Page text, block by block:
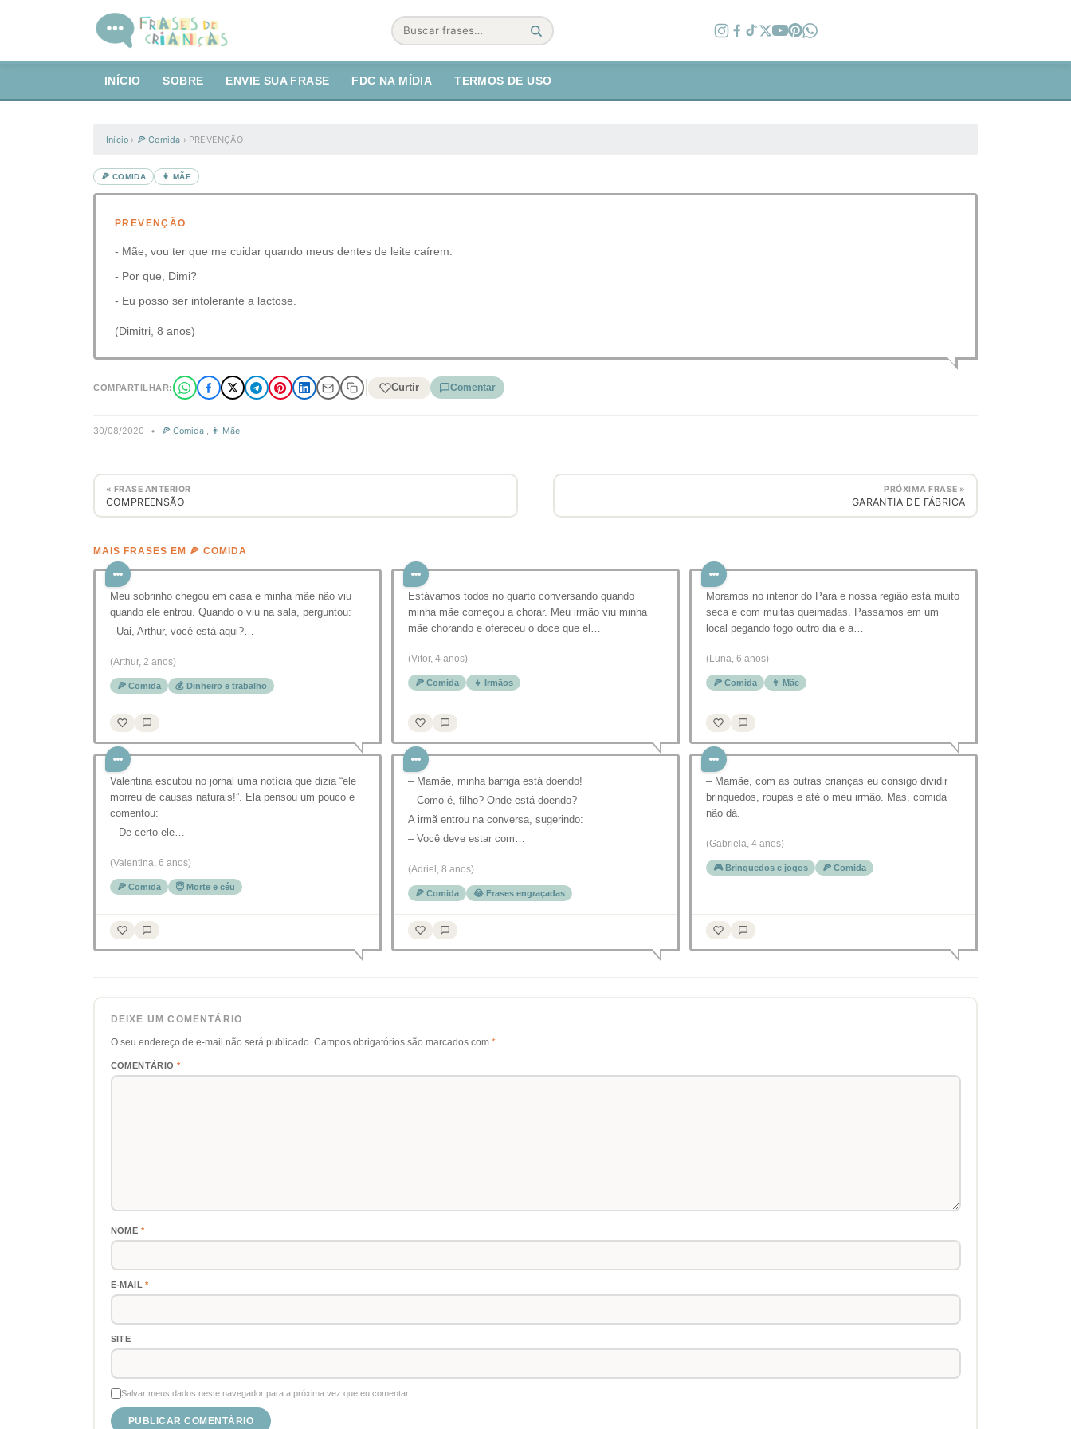
Buscar
INÍCIO SOBRE ENVIE SUA FRASE FDC NA MÍDIA TERMOS DE USO
Início › 🍕 Comida › PREVENÇÃO
🍕 COMIDA 👩 MÃE
PREVENÇÃO
- Mãe, vou ter que me cuidar quando meus dentes de leite caírem.
- Por que, Dimi?
- Eu posso ser intolerante a lactose.
(Dimitri, 8 anos)
COMPARTILHAR: Curtir Comentar
30/08/2020 • 🍕 Comida , 👩 Mãe
« FRASE ANTERIOR
COMPREENSÃO
PRÓXIMA FRASE »
GARANTIA DE FÁBRICA
MAIS FRASES EM 🍕 COMIDA
Meu sobrinho chegou em casa e minha mãe não viu
quando ele entrou. Quando o viu na sala, perguntou:
- Uai, Arthur, você está aqui?…
(Arthur, 2 anos)
🍕 Comida 💰 Dinheiro e trabalho
Estávamos todos no quarto conversando quando
minha mãe começou a chorar. Meu irmão viu minha
mãe chorando e ofereceu o doce que el…
(Vitor, 4 anos)
🍕 Comida 👧 Irmãos
Moramos no interior do Pará e nossa região está muito
seca e com muitas queimadas. Passamos em um
local pegando fogo outro dia e a…
(Luna, 6 anos)
🍕 Comida 👩 Mãe
Valentina escutou no jornal uma notícia que dizia “ele
morreu de causas naturais!”. Ela pensou um pouco e
comentou:
– De certo ele…
(Valentina, 6 anos)
🍕 Comida 😇 Morte e céu
– Mamãe, minha barriga está doendo!
– Como é, filho? Onde está doendo?
A irmã entrou na conversa, sugerindo:
– Você deve estar com…
(Adriel, 8 anos)
🍕 Comida 😂 Frases engraçadas
– Mamãe, com as outras crianças eu consigo dividir
brinquedos, roupas e até o meu irmão. Mas, comida
não dá.
(Gabriela, 4 anos)
🎮 Brinquedos e jogos 🍕 Comida
DEIXE UM COMENTÁRIO
O seu endereço de e-mail não será publicado. Campos obrigatórios são marcados com *
COMENTÁRIO *
NOME *
E-MAIL*
SITE
Salvar meus dados neste navegador para a próxima vez que eu comentar.